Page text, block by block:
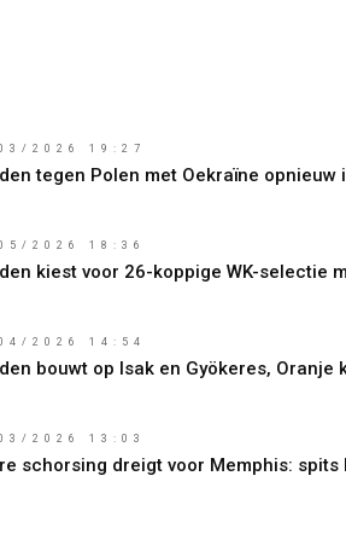
2026 19:27
tegen Polen met Oekraïne opnieuw
2026 18:36
kiest voor 26-koppige WK-selectie
2026 14:54
bouwt op Isak en Gyökeres,
2026 13:03
schorsing dreigt voor Memphis: